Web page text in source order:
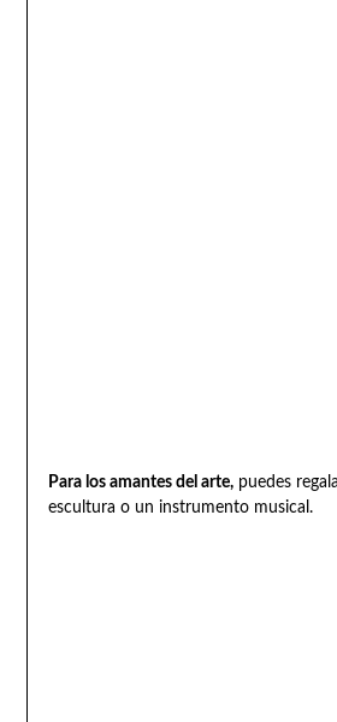
Para los amantes del arte,puedes
escultura o un instrumento musical.